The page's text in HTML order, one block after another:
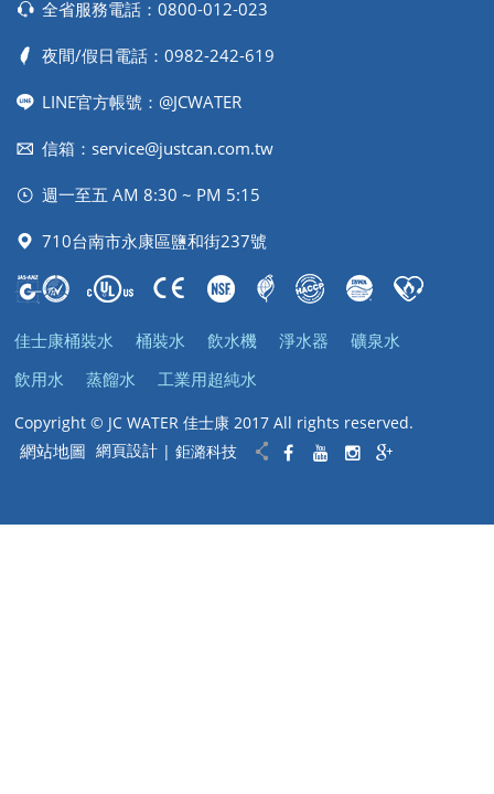
全省服務電話：0800-012-023
夜間/假日電話：0982-242-619
LINE官方帳號：@JCWATER
信箱：service@justcan.com.tw
週一至五 AM 8:30 ~ PM 5:15
710台南市永康區鹽和街237號
佳士康桶裝水 桶裝水 飲水機 淨水器
礦泉水
飲用水
蒸餾水 工業用超純水
Copyright © JC WATER 佳士康 2017 All rights reserved.
網站地圖 網頁設計 | 鉅潞科技